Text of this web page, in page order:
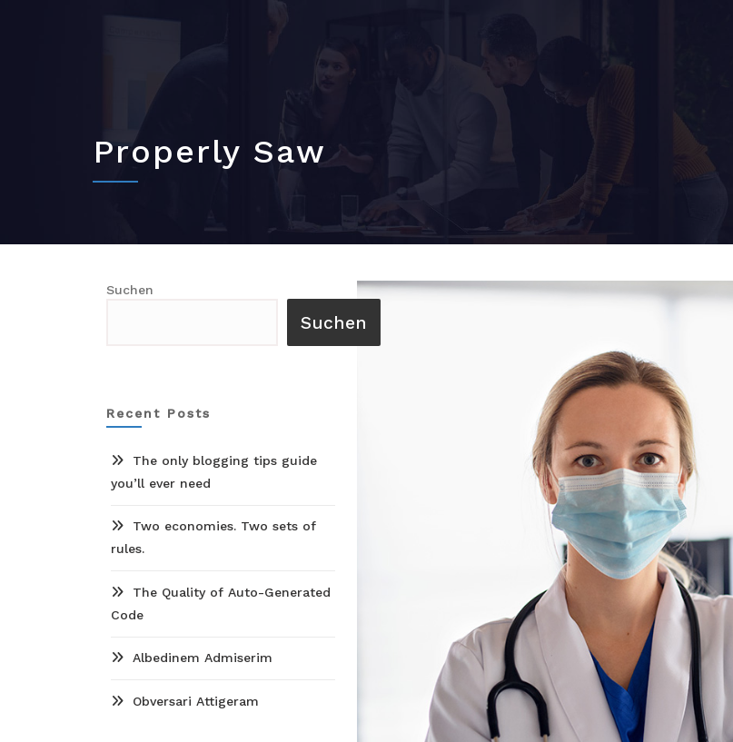
Properly Saw
Suchen
Suchen
Recent Posts
The only blogging tips guide
you’ll ever need
Two economies. Two sets of
rules.
The Quality of Auto-Generated
Code
Albedinem Admiserim
Obversari Attigeram